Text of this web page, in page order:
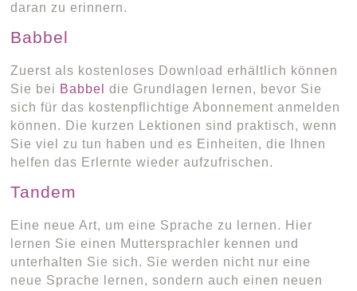
daran zu erinnern.
Babbel
Zuerst als kostenloses Download erhältlich können
Sie bei Babbel
die Grundlagen lernen, bevor Sie
sich für das kostenpflichtige Abonnement anmelden
können. Die kurzen Lektionen sind praktisch, wenn
Sie viel zu tun haben und es Einheiten, die Ihnen
helfen das Erlernte wieder aufzufrischen.
Tandem
Eine neue Art, um eine Sprache zu lernen. Hier
lernen Sie einen Muttersprachler kennen und
unterhalten Sie sich. Sie werden nicht nur eine
neue Sprache lernen, sondern auch einen neuen